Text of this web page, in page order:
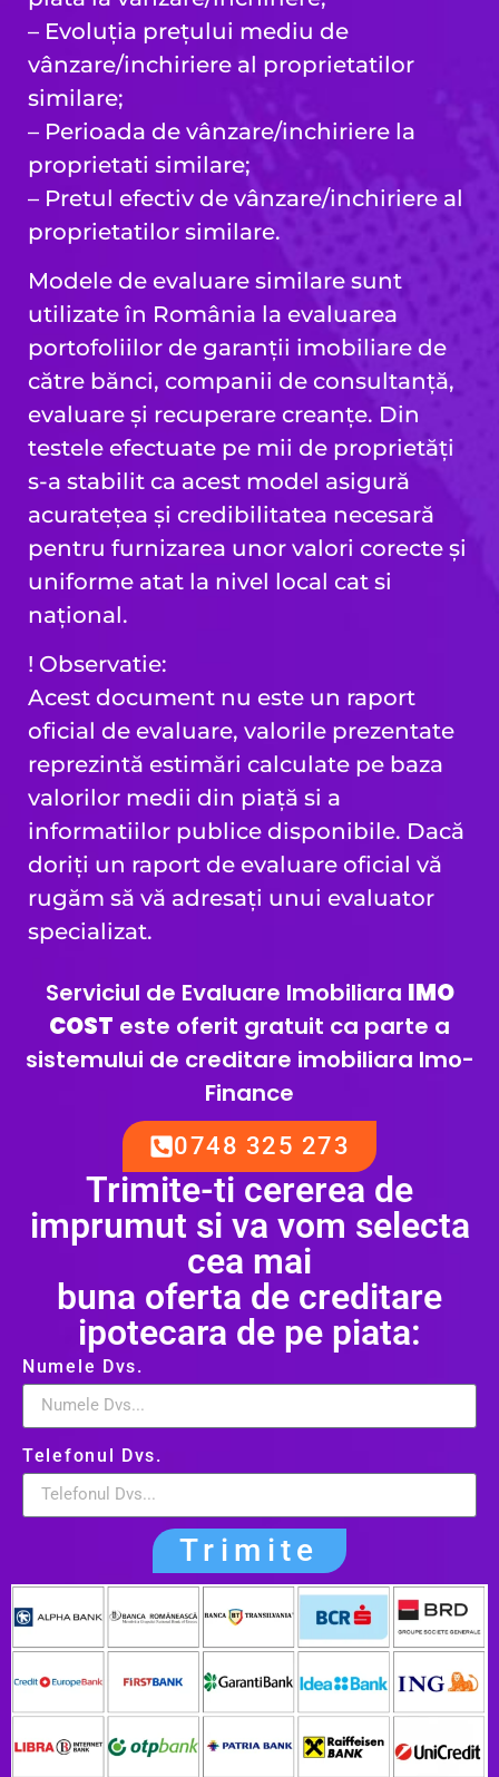
– Evoluția prețului mediu de
vânzare/inchiriere al proprietatilor
similare;
– Perioada de vânzare/inchiriere la
proprietati similare;
– Pretul efectiv de vânzare/inchiriere al
proprietatilor similare.
Modele de evaluare similare sunt
utilizate în România la evaluarea
portofoliilor de garanții imobiliare de
către bănci, companii de consultanță,
evaluare și recuperare creanțe. Din
testele efectuate pe mii de proprietăți
s-a stabilit ca acest model asigură
acuratețea și credibilitatea necesară
pentru furnizarea unor valori corecte și
uniforme atat la nivel local cat si
național.
! Observatie:
Acest document nu este un raport
oficial de evaluare, valorile prezentate
reprezintă estimări calculate pe baza
valorilor medii din piață si a
informatiilor publice disponibile. Dacă
doriți un raport de evaluare oficial vă
rugăm să vă adresați unui evaluator
specializat.
Serviciul de Evaluare Imobiliara IMO
COST este oferit gratuit ca parte a
sistemului de creditare imobiliara Imo-
Finance
0748 325 273
Trimite-ti cererea de
imprumut si va vom selecta
cea mai
buna oferta de creditare
ipotecara de pe piata:
Numele Dvs.
Telefonul Dvs.
Trimite